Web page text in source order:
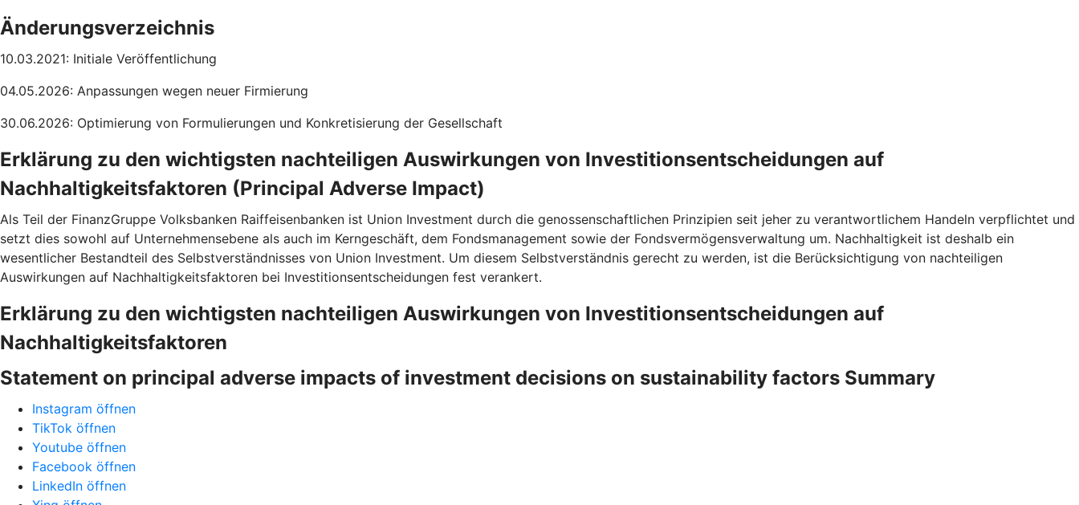
Änderungsverzeichnis
10.03.2021: Initiale Veröffentlichung
04.05.2026: Anpassungen wegen neuer Firmierung
30.06.2026: Optimierung von Formulierungen und Konkretisierung der Gesellschaft
Erklärung zu den wichtigsten nachteiligen Auswirkungen von Investitionsentscheidungen auf
Nachhaltigkeitsfaktoren (Principal Adverse Impact)
Als Teil der FinanzGruppe Volksbanken Raiffeisenbanken ist Union Investment durch die genossenschaftlichen Prinzipien seit jeher zu verantwortlichem Handeln verpflichtet und
setzt dies sowohl auf Unternehmensebene als auch im Kerngeschäft, dem Fondsmanagement sowie der Fondsvermögensverwaltung um. Nachhaltigkeit ist deshalb ein
wesentlicher Bestandteil des Selbstverständnisses von Union Investment. Um diesem Selbstverständnis gerecht zu werden, ist die Berücksichtigung von nachteiligen
Auswirkungen auf Nachhaltigkeitsfaktoren bei Investitionsentscheidungen fest verankert.
Erklärung zu den wichtigsten nachteiligen Auswirkungen von Investitionsentscheidungen auf
Nachhaltigkeitsfaktoren
Statement on principal adverse impacts of investment decisions on sustainability factors Summary
Instagram öffnen
TikTok öffnen
Youtube öffnen
Facebook öffnen
LinkedIn öffnen